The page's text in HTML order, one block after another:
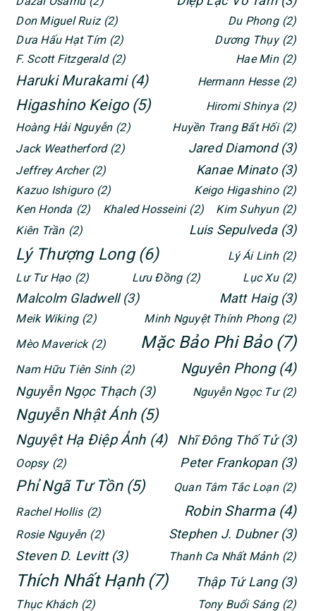
Don Miguel Ruiz (2) Du Phong (2)
Dưa Hấu Hạt Tím (2) Dương Thụy (2)
F. Scott Fitzgerald (2) Hae Min (2)
Haruki Murakami (4) Hermann Hesse (2)
Higashino Keigo (5) Hiromi Shinya (2)
Hoàng Hải Nguyễn (2) Huyền Trang Bất Hối (2)
Jack Weatherford (2) Jared Diamond (3)
Jeffrey Archer (2) Kanae Minato (3)
Kazuo Ishiguro (2) Keigo Higashino (2)
Ken Honda (2) Khaled Hosseini (2) Kim Suhyun (2)
Kiên Trần (2) Luis Sepulveda (3)
Lý Thượng Long (6) Lý Ái Linh (2)
Lư Tư Hạo (2) Lưu Đồng (2) Lục Xu (2)
Malcolm Gladwell (3) Matt Haig (3)
Meik Wiking (2) Minh Nguyệt Thính Phong (2)
Mèo Maverick (2) Mặc Bảo Phi Bảo (7)
Nam Hữu Tiên Sinh (2) Nguyên Phong (4)
Nguyễn Ngọc Thạch (3) Nguyễn Ngọc Tư (2)
Nguyễn Nhật Ánh (5)
Nguyệt Hạ Điệp Ảnh (4) Nhĩ Đông Thố Tử (3)
Oopsy (2) Peter Frankopan (3)
Phỉ Ngã Tư Tồn (5) Quan Tâm Tắc Loạn (2)
Rachel Hollis (2) Robin Sharma (4)
Rosie Nguyễn (2) Stephen J. Dubner (3)
Steven D. Levitt (3) Thanh Ca Nhất Mảnh (2)
Thích Nhất Hạnh (7) Thập Tứ Lang (3)
Thục Khách (2) Tony Buổi Sáng (2)